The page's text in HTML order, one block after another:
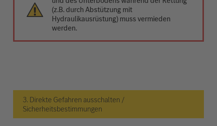
(z.B. durch Abstützung mit
Hydraulikausrüstung) muss vermieden
werden.
3. Direkte Gefahren ausschalten /
Sicherheitsbestimmungen